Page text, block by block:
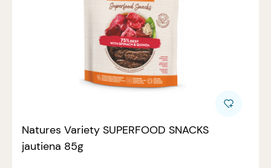
Natures Variety SUPERFOOD SNACKS
jautiena 85g